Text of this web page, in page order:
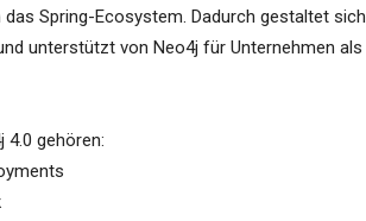
Spring-Ecosystem. Dadurch gestaltet sich
unterstützt von Neo4j für Unternehmen als
4.0 gehören: